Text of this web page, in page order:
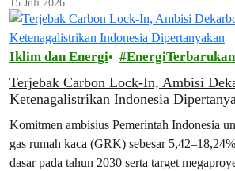
15 Juli 2026
Iklim dan Energi EnergiTerbarukan
Terjebak Carbon Lock-In, Ambisi
Ketenagalistrikan Indonesia
Komitmen ambisius Pemerintah Indonesia
gas rumah kaca (GRK) sebesar
dasar pada tahun 2030 serta target